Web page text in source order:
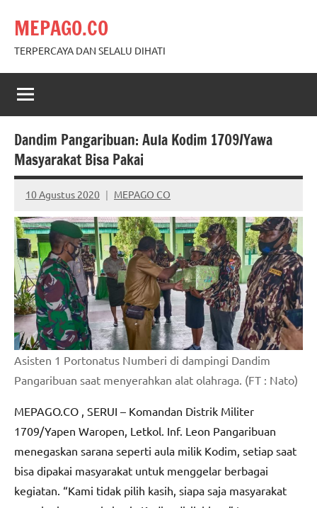
content
MEPAGO.CO
TERPERCAYA DAN SELALU DIHATI
Dandim Pangaribuan: Aula Kodim 1709/Yawa
Masyarakat Bisa Pakai
10 Agustus 2020 MEPAGO CO
No
comments
Asisten 1 Portonatus Numberi di dampingi Dandim
Pangaribuan saat menyerahkan alat olahraga. (FT : Nato)
MEPAGO.CO , SERUI – Komandan Distrik Militer
1709/Yapen Waropen, Letkol. Inf. Leon Pangaribuan
menegaskan sarana seperti aula milik Kodim, setiap saat
bisa dipakai masyarakat untuk menggelar berbagai
kegiatan. “Kami tidak pilih kasih, siapa saja masyarakat